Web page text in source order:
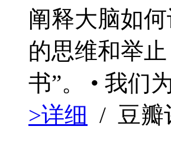
阐释大脑如
的思维和举
书”。 • 我们
>详细 / 豆瓣